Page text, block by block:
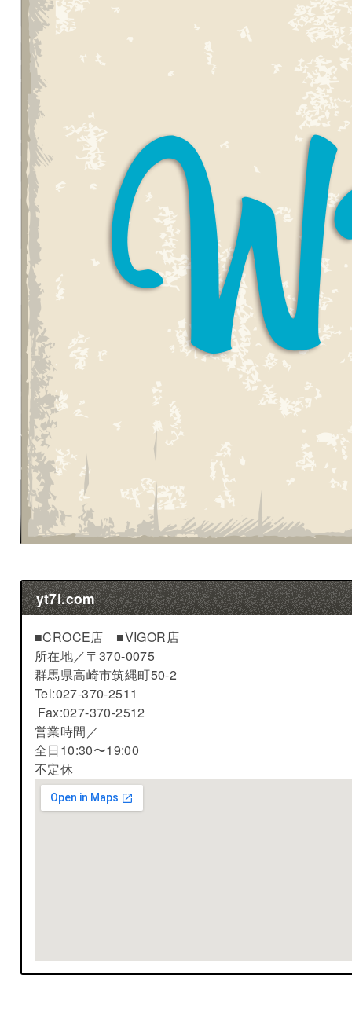
yt7i.com
■CROCE店 ■VIGOR店
所在地／〒370-0075
群馬県高崎市筑縄町50-2
Tel:027-370-2511
Fax:027-370-2512
営業時間／
全日10:30〜19:00
不定休